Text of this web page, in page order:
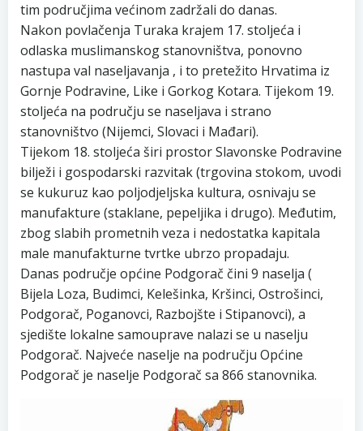
tim područjima većinom zadržali do danas.
Nakon povlačenja Turaka krajem 17. stoljeća i
odlaska muslimanskog stanovništva, ponovno
nastupa val naseljavanja , i to pretežito Hrvatima iz
Gornje Podravine, Like i Gorkog Kotara. Tijekom 19.
stoljeća na području se naseljava i strano
stanovništvo (Nijemci, Slovaci i Mađari).
Tijekom 18. stoljeća širi prostor Slavonske Podravine
bilježi i gospodarski razvitak (trgovina stokom, uvodi
se kukuruz kao poljodjeljska kultura, osnivaju se
manufakture (staklane, pepeljika i drugo). Međutim,
zbog slabih prometnih veza i nedostatka kapitala
male manufakturne tvrtke ubrzo propadaju.
Danas područje općine Podgorač čini 9 naselja (
Bijela Loza, Budimci, Kelešinka, Kršinci, Ostrošinci,
Podgorač, Poganovci, Razbojšte i Stipanovci), a
sjedište lokalne samouprave nalazi se u naselju
Podgorač. Najveće naselje na području Općine
Podgorač je naselje Podgorač sa 866 stanovnika.